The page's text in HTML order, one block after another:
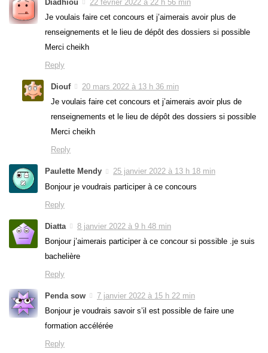
Diadhiou
22 février 2022 à 22 h 56 min
Je voulais faire cet concours et j’aimerais avoir plus de
renseignements et le lieu de dépôt des dossiers si possible
Merci cheikh
Reply
Diouf
20 mars 2022 à 13 h 36 min
Je voulais faire cet concours et j’aimerais avoir plus de
renseignements et le lieu de dépôt des dossiers si possible
Merci cheikh
Reply
Paulette Mendy
25 janvier 2022 à 13 h 18 min
Bonjour je voudrais participer à ce concours
Reply
Diatta
8 janvier 2022 à 9 h 48 min
Bonjour j’aimerais participer à ce concour si possible .je suis
bachelière
Reply
Penda sow
7 janvier 2022 à 15 h 22 min
Bonjour je voudrais savoir s’il est possible de faire une
formation accélérée
Reply